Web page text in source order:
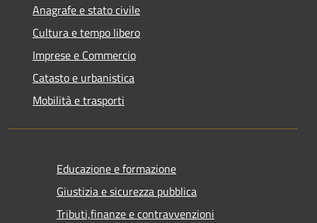
Anagrafe e stato civile
Cultura e tempo libero
Imprese e Commercio
Catasto e urbanistica
Mobilità e trasporti
Educazione e formazione
Giustizia e sicurezza pubblica
Tributi,finanze e contravvenzioni